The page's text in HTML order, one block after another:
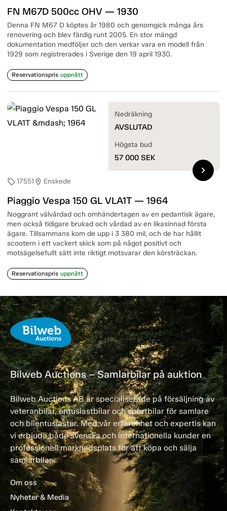
FN M67D 500cc OHV — 1930
Denna FN M67 D köptes år 1980 och genomgick många års
renovering och blev färdig runt 2005. En stor mängd
dokumentation medföljer och den verkar vara en modell från
1929 som registrerades i Sverige den 19 april 1930.
Reservationspris uppnått
sell17551 location_on Enskede
Piaggio Vespa 150 GL VLA1T — 1964
Noggrant välvårdad och omhändertagen av en pedantisk ägare,
men också tidigare brukad och vårdad av en likasinnad första
ägare. Tillsammans kom de upp i 3 380 mil, och de har hållit
scootern i ett vackert skick som på något positivt och
motsägelsefullt sätt inte riktigt motsvarar den körsträckan.
Reservationspris uppnått
Nedräkning
AVSLUTAD
Högsta bud
57 000 SEK
chevron_right
Bilweb Auctions – Samlarbilar på auktion
Bilweb Auctions AB är specialiserade på försäljning av
veteranbilar, entusiastbilar och sportbilar för samlare
och bilentusiaster. Med vår erfarenhet och expertis kan
vi erbjuda både svenska och internationella kunder en
professionell marknadsplats för att köpa och sälja
samlarbilar.
Om oss
Nyheter & Media